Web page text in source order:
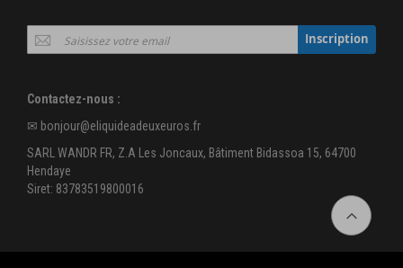
Inscription
à
:
Inscription
Contactez-nous :
✉ bonjour@eliquideadeuxeuros.fr
SARL WANDR FR, Z.A Les Joncaux, Bâtiment Bidassoa 15, 64700
Hendaye
Siret: 83783519800016